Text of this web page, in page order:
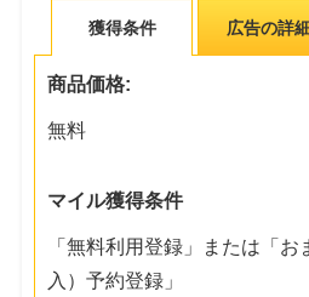
獲得条件 広告の詳
商品価格:
無料
マイル獲得条件
「無料利用登録」または「
入）予約登録」